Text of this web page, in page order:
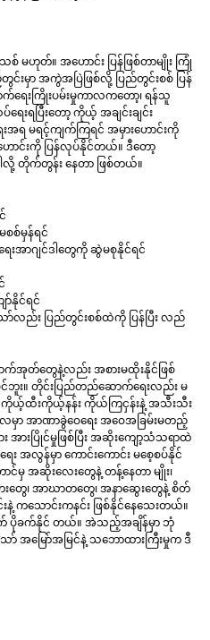
စ် မဟုတ်။ အဟောင်း ပြန်ဖြစ်တာမျိုး ကြုံ
းမှာ အကွဲအပြဲဖြစ်လို့ ပြည်တွင်းစစ် ပြန်
ရေးကြိုးပမ်းမှုကာလကတော့၊ ရန်သူ
ရပြီးတော့ ကိုယ့် အချင်းချင်း
းအရ မရင့်ကျက်ကြရင် အမှားဟောင်းကို
ာင်းကို ပြန်လုပ်နိုင်တယ်။ ဒီတော့
လို့ တိုက်တွန်း နေတာ ဖြစ်တယ်။
စစ်မှန်ရင်
ေးအာဂျင်ဒါတွေကို ဆွဲမစုနိုင်ရင်
ာ်နိုင်ရင်
ာ်လည်း ပြည်တွင်းစစ်ထဲကို ပြန်ပြီး လည်
က်အုတ်တွေနဲ့လည်း အစားမထိုးနိုင်ဖြစ်
ဘူး။ တိုင်းပြည်တည်ဆောက်ရေးလည်း မ
ကိုယ့်ထီးကိုယ့်နန်း ကိုယ်ကြငှန်းနဲ့ အသီးသီး
ာ အာဏာခွဲဝေရေး အဝေအခြမ်းမတည့်
အားပြိုင်မှုဖြစ်ပြီး အဆိုးကျော့သံသရာထဲ
အလွန်မှာ ကောင်းကောင်း မစေ့စပ်နိုင်
ာင်မှ အဆိုးလေးတွေနဲ့ တန့်နေတာ မျိုး၊
းတွေ၊ အာဃာတတွေ၊ အနာဆွေးတွေနဲ့ စိတ်
ကသောင်းကနင်း ဖြစ်နိုင်နေသေးတယ်။
က် ပိုခက်နိုင် တယ်။ အဲသည့်အချိန်မှာ ဘုံ
အမြော်အမြင်နဲ့ သဘောထားကြီးမှုက ဒီ